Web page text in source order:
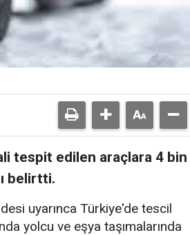
tespit edilen araçlara 4 bin
belirtti.
uyarınca Türkiye'de tescil
yolcu ve eşya taşımalarında